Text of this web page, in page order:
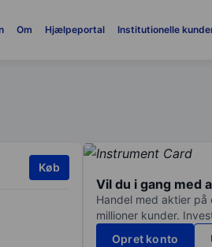
Om Hjælpeportal Institutionelle
Køb
Vil du i gang med
Handel med aktier
millioner kunder.
Opret konto